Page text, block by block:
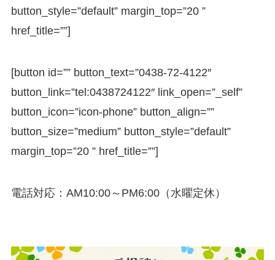
button_style=”default” margin_top=”20 ”
href_title=””]
[button id=”” button_text=”0438-72-4122″
button_link=”tel:0438724122″ link_open=”_self”
button_icon=”icon-phone” button_align=””
button_size=”medium” button_style=”default”
margin_top=”20 ” href_title=””]
電話対応：AM10:00～PM6:00（水曜定休）